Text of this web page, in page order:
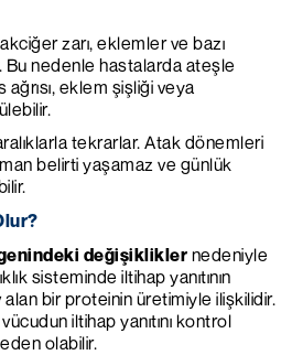
akciğer zarı, eklemler ve bazı
nedenle hastalarda ateşle
ağrısı, eklem şişliği veya
tekrarlar. Atak dönemleri
belirti yaşamaz ve günlük
değişiklikler nedeniyle
sisteminde iltihap yanıtının
bir proteinin üretimiyle ilişkilidir.
iltihap yanıtını kontrol
olabilir.